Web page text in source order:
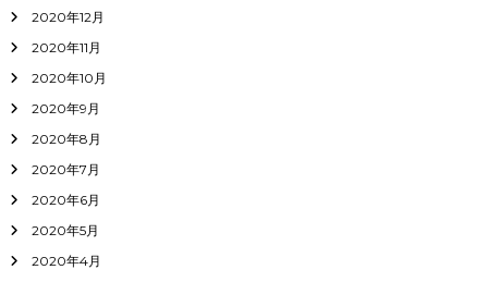
2020年12月
2020年11月
2020年10月
2020年9月
2020年8月
2020年7月
2020年6月
2020年5月
2020年4月